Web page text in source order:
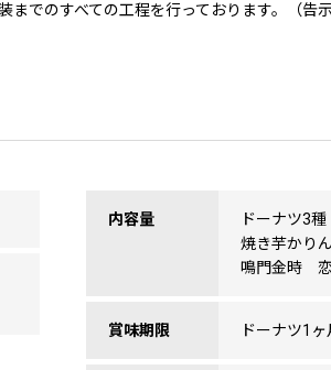
でのすべての工程を行っております。（告
内容量
ドーナツ3
焼き芋かり
鳴門金時
賞味期限 ドーナツ1